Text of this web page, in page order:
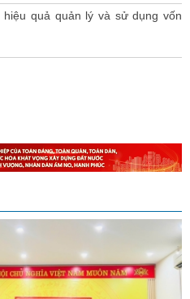
quả quản lý và sử dụng vốn